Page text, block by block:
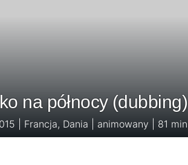
na północy (dubbing)
| Francja, Dania | animowany | 81 min